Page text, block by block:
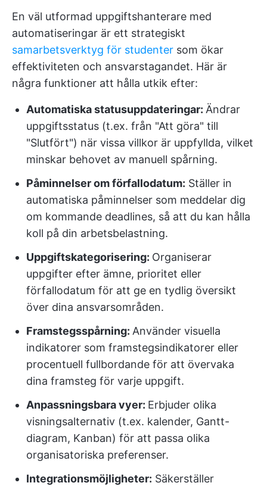
En väl utformad uppgiftshanterare med
automatiseringar är ett strategiskt
samarbetsverktyg för studenter som ökar
effektiviteten och ansvarstagandet. Här är
några funktioner att hålla utkik efter:
Automatiska statusuppdateringar: Ändrar
uppgiftsstatus (t.ex. från "Att göra" till
"Slutfört") när vissa villkor är uppfyllda, vilket
minskar behovet av manuell spårning.
Påminnelser om förfallodatum: Ställer in
automatiska påminnelser som meddelar dig
om kommande deadlines, så att du kan hålla
koll på din arbetsbelastning.
Uppgiftskategorisering: Organiserar
uppgifter efter ämne, prioritet eller
förfallodatum för att ge en tydlig översikt
över dina ansvarsområden.
Framstegsspårning: Använder visuella
indikatorer som framstegsindikatorer eller
procentuell fullbordande för att övervaka
dina framsteg för varje uppgift.
Anpassningsbara vyer: Erbjuder olika
visningsalternativ (t.ex. kalender, Gantt-
diagram, Kanban) för att passa olika
organisatoriska preferenser.
Integrationsmöjligheter: Säkerställer